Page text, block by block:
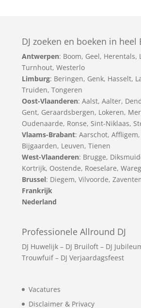
DJ zoeken en boeken in heel
Antwerpen: Boom, Geel, Herentals,
Turnhout, Westerlo
Limburg: Beringen, Genk, Hasselt,
Truiden, Tongeren
Oost-Vlaanderen: Aalst, Aalter,
Gent, Geraardsbergen, Lokeren,
Oudenaarde, Ronse, Sint-Niklaas,
Vlaams-Brabant: Aarschot, Affligem,
Bijgaarden, Leuven, Tienen
West-Vlaanderen: Brugge,
Kortrijk, Oostende, Roeselare,
Brussel: Diegem, Vilvoorde,
Frankrijk
Nederland
Professionele Allround DJ
DJ Huwelijk– DJ Bruiloft– DJ
Trouwfuif– DJ Verjaardagsfeest
Vacatures
Disclaimer & Privacy